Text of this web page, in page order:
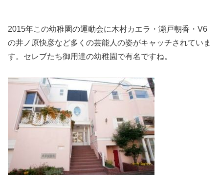
2015年この幼稚園の運動会に木村カエラ・瀬戸朝香・V6
の井ノ原快彦など多くの芸能人の姿がキャッチされていま
す。セレブたち御用達の幼稚園で有名ですね。